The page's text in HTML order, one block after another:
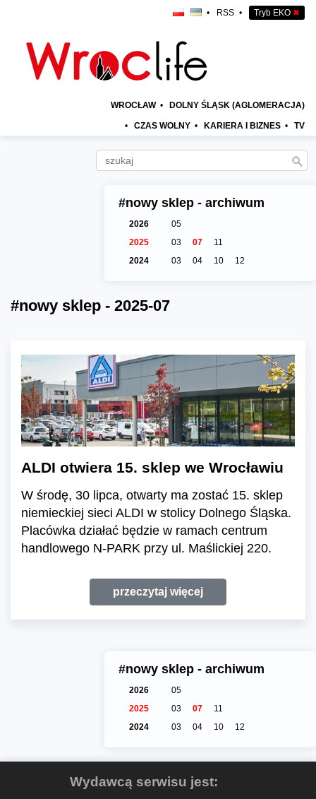
• RSS • Tryb EKO ✖
WROCŁAW • DOLNY ŚLĄSK (AGLOMERACJA)
• CZAS WOLNY • KARIERA I BIZNES • TV
#nowy sklep - archiwum
2026
05
2025
03 07
11
2024
03 04 10 12
#nowy sklep - 2025-07
ALDI otwiera 15. sklep we Wrocławiu
W środę, 30 lipca, otwarty ma zostać 15. sklep
niemieckiej sieci ALDI w stolicy Dolnego Śląska.
Placówka działać będzie w ramach centrum
handlowego N-PARK przy ul. Maślickiej 220.
przeczytaj więcej
#nowy sklep - archiwum
2026
05
2025
03 07
11
2024
03 04 10 12
Wydawcą serwisu jest: